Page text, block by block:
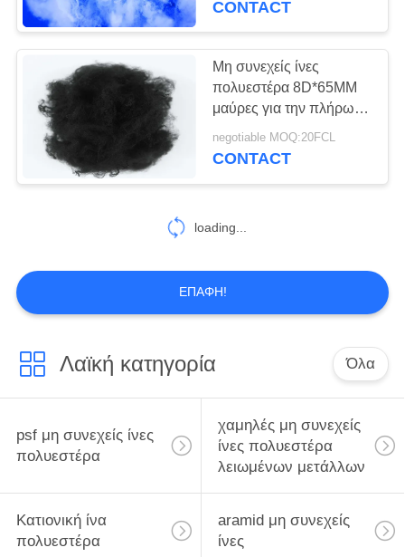
CONTACT
Μη συνεχείς ίνες
πολυεστέρα 8D*65MM
μαύρες για την πλήρωση
του αυτοκίνητου
εσωτερικού/των
negotiable MOQ:20FCL
CONTACT
loading...
ΕΠΑΦΉ!
Λαϊκή κατηγορία Όλα
psf μη συνεχείς ίνες
πολυεστέρα
χαμηλές μη συνεχείς
ίνες πολυεστέρα
λειωμένων μετάλλων
Κατιονική ίνα
πολυεστέρα
aramid μη συνεχείς
ίνες